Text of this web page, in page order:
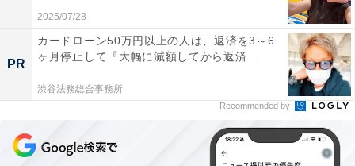
2025/07/28
PR
カードローン50万円以上の人は、返済を3～6
ヶ月停止して『大幅に減額してから返済...
渋谷法務総合事務所
Recommended by